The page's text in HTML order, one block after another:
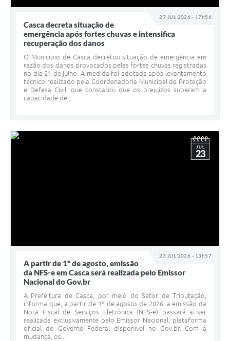
Contato
Turismo
27 JUL 2026 - 17h56
Casca decreta situação de
emergência após fortes chuvas e intensifica
recuperação dos danos
O Município de Casca decretou situação de emergência em
razão dos danos provocados pelas fortes chuvas registradas
no dia 21 de julho. A medida foi adotada após levantamento
técnico realizado pela Coordenadoria Municipal de Proteção
e Defesa Civil, que constatou que os prejuízos superam a
capacidade de...
23 JUL 2026 - 13h57
JUL
23
A partir de 1º de agosto, emissão
da NFS-e em Casca será realizada pelo Emissor
Nacional do Gov.br
A Prefeitura de Casca, por meio do Setor de Tributação,
informa que, a partir de 1º de agosto de 2026, a emissão da
Nota Fiscal de Serviços Eletrônica (NFS-e) passará a ser
realizada exclusivamente pelo Emissor Nacional, plataforma
oficial do Governo Federal disponível no Gov.br. Com a
mudança, os...